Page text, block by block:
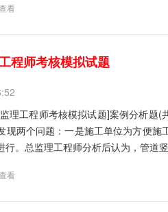
看
程师考核模拟试题
理工程师考核模拟试题]案例分析题
现两个问题：一是施工单位为方便
行。总监理工程师分析后认为，管道
看